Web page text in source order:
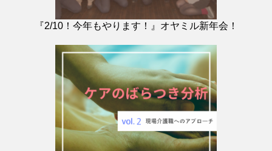
『2/10！今年もやります！』オヤミル新年会！